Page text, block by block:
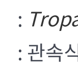
:
: 관속